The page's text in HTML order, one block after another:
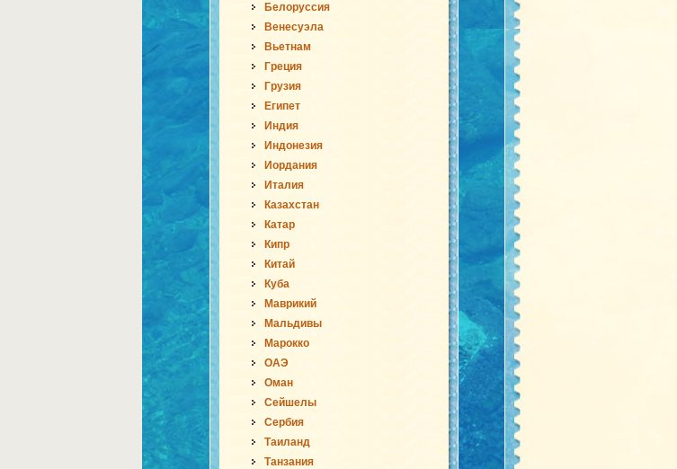
Белоруссия
Венесуэла
Вьетнам
Греция
Грузия
Египет
Индия
Индонезия
Иордания
Италия
Казахстан
Катар
Кипр
Китай
Куба
Маврикий
Мальдивы
Марокко
ОАЭ
Оман
Сейшелы
Сербия
Таиланд
Танзания